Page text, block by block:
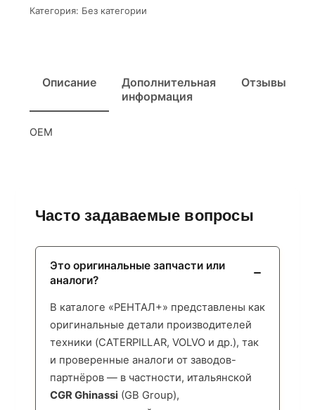
Категория: Без категории
Описание
Дополнительная
информация
Отзывы
OEM
Часто задаваемые вопросы
Это оригинальные запчасти или
аналоги?
В каталоге «РЕНТАЛ+» представлены как
оригинальные детали производителей
техники (CATERPILLAR, VOLVO и др.), так
и проверенные аналоги от заводов-
партнёров — в частности, итальянской
CGR Ghinassi (GB Group),